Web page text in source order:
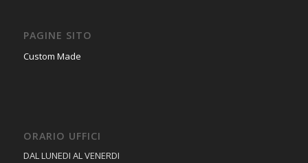
PAGINE SITO
Custom Made
ORARIO UFFICI
DAL LUNEDI AL VENERDI